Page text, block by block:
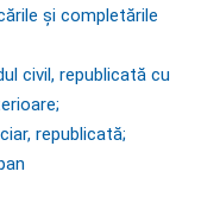
și completările
civil, republicată cu
republicată;